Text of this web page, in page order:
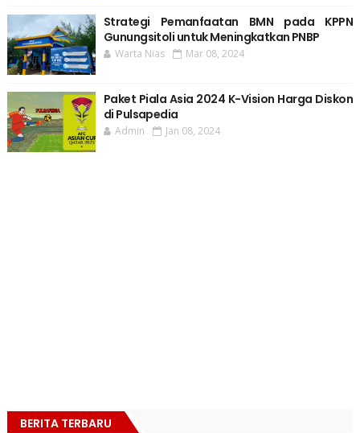
Strategi Pemanfaatan BMN pada KPPN
Gunungsitoli untuk Meningkatkan PNBP
Warta Nias Mar 08, 2024
Paket Piala Asia 2024 K-Vision Harga Diskon
di Pulsapedia
Admin Jan 08, 2024
BERITA TERBARU